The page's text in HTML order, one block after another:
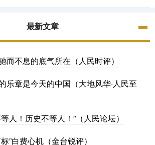
最新文章
而不息的底气所在（人民时评）
乐章是今天的中国（大地风华·人民至
人！历史不等人！”（人民论坛）
”白费心机（金台锐评）